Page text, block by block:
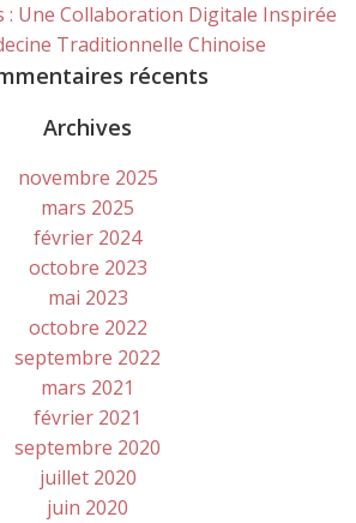
: Une Collaboration Digitale Inspirée
Traditionnelle Chinoise
récents
Archives
novembre 2025
mars 2025
février 2024
octobre 2023
mai 2023
octobre 2022
septembre 2022
mars 2021
février 2021
septembre 2020
juillet 2020
juin 2020